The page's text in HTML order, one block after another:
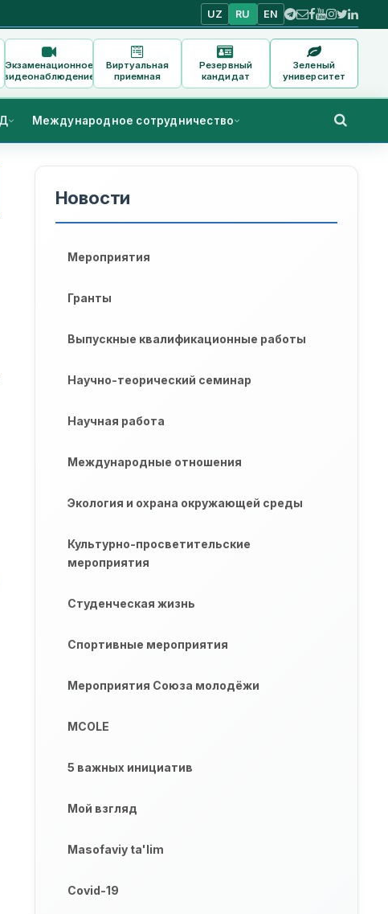
UZ RU EN
Экзаменационное
видеонаблюдение
Виртуальная
приемная
Резервный
кандидат
Зеленый
университет
Международное сотрудничество
Новости
Мероприятия
Гранты
Выпускные квалификационные работы
Научно-теорический семинар
Научная работа
Международные отношения
Экология и охрана окружающей среды
Культурно-просветительские
мероприятия
Студенческая жизнь
Спортивные мероприятия
Мероприятия Союза молодёжи
MCOLE
5 важных инициатив
Мой взгляд
Masofaviy ta'lim
Covid-19